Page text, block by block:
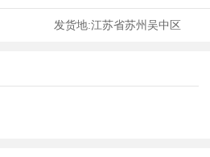
发货地:江苏省苏州吴中区